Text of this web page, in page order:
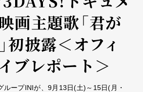
画主題歌「君が
初披露＜オフィ
ブレポート＞
ループINIが、9月13日(土)～15日(月・